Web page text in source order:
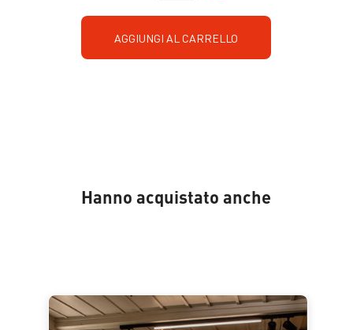
AGGIUNGI AL CARRELLO
Hanno acquistato anche